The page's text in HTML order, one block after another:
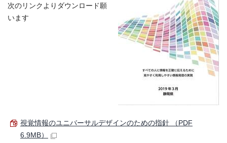
次のリンクよりダウンロード願
います
視覚情報のユニバーサルデザインのための指針 （PDF
6.9MB）